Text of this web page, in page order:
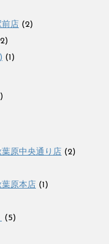
店 (2)
(1)
原中央通り店 (2)
原本店 (1)
(5)